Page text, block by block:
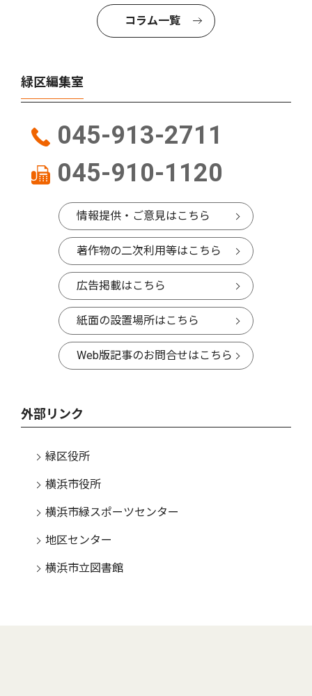
コラム一覧
緑区編集室
045-913-2711
045-910-1120
情報提供・ご意見はこちら
著作物の二次利用等はこちら
広告掲載はこちら
紙面の設置場所はこちら
Web版記事のお問合せはこちら
外部リンク
緑区役所
横浜市役所
横浜市緑スポーツセンター
地区センター
横浜市立図書館